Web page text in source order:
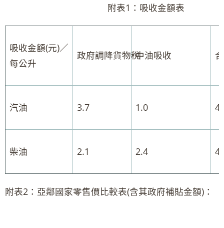
附表1：吸收金額表
吸收金額(元)／
每公升
政府調降貨物稅中油吸收
汽油 3.7 1.0
柴油 2.1 2.4
附表2：亞鄰國家零售價比較表(含其政府補貼金額)：